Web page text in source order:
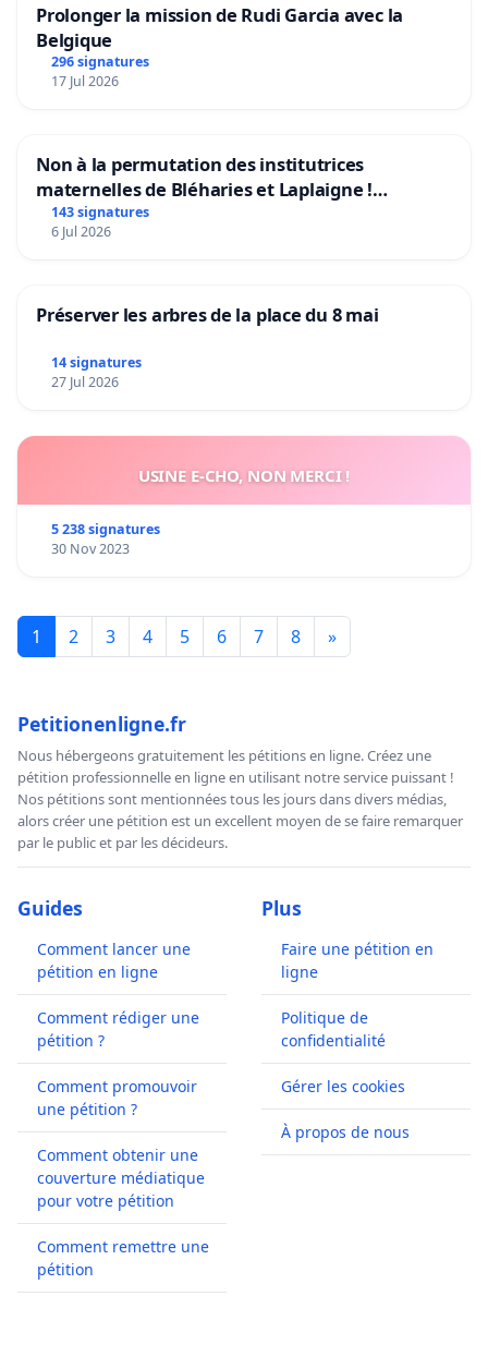
Prolonger la mission de Rudi Garcia avec la
Belgique
296 signatures
17 Jul 2026
Non à la permutation des institutrices
maternelles de Bléharies et Laplaigne !
Préservons la stabilité de nos enfants.
143 signatures
6 Jul 2026
Préserver les arbres de la place du 8 mai
14 signatures
27 Jul 2026
USINE E-CHO, NON MERCI !
5 238 signatures
30 Nov 2023
1 2 3 4 5 6 7 8 »
Petitionenligne.fr
Nous hébergeons gratuitement les pétitions en ligne. Créez une
pétition professionnelle en ligne en utilisant notre service puissant !
Nos pétitions sont mentionnées tous les jours dans divers médias,
alors créer une pétition est un excellent moyen de se faire remarquer
par le public et par les décideurs.
Guides
Comment lancer une
pétition en ligne
Comment rédiger une
pétition ?
Comment promouvoir
une pétition ?
Comment obtenir une
couverture médiatique
pour votre pétition
Comment remettre une
pétition
Plus
Faire une pétition en
ligne
Politique de
confidentialité
Gérer les cookies
À propos de nous